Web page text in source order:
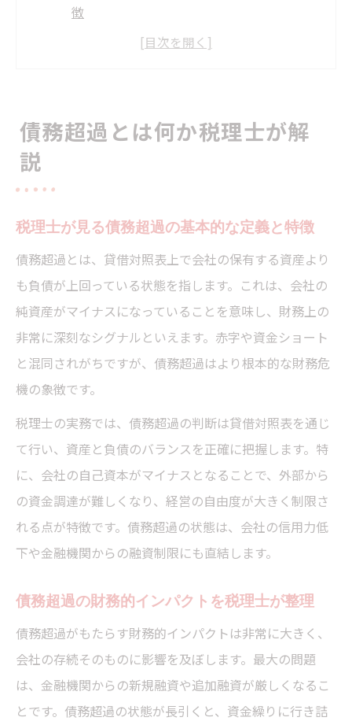
徴
債務超過の財務的インパクトを税理士が整
赤字や資金ショートとの違いを税理士が解
赤字や資金ショートとの違いを整理
税理士が語る赤字と債務超過の本質的な違
い
資金ショートと債務超過の緊急性を税理士
が比較
債務超過と自己資本の関係性を税理士が説
明
赤字が債務超過へ発展する過程を税理士が
分析
税理士が解説する資金繰りリスクと債務超
過
貸借対照表で債務超過を見抜く方法
ポイント
純資産欄で債務超過を読み解く税理士の視
点
税理士が重視する資本欠損と債務超過の違
い
債務超過とは何か税理士が解
説
税理士が見る債務超過の基本的な定義と特徴
債務超過とは、貸借対照表上で会社の保有する資産より
も負債が上回っている状態を指します。これは、会社の
純資産がマイナスになっていることを意味し、財務上の
非常に深刻なシグナルといえます。赤字や資金ショート
と混同されがちですが、債務超過はより根本的な財務危
機の象徴です。
税理士の実務では、債務超過の判断は貸借対照表を通じ
て行い、資産と負債のバランスを正確に把握します。特
に、会社の自己資本がマイナスとなることで、外部から
の資金調達が難しくなり、経営の自由度が大きく制限さ
れる点が特徴です。債務超過の状態は、会社の信用力低
下や金融機関からの融資制限にも直結します。
債務超過の財務的インパクトを税理士が整理
債務超過がもたらす財務的インパクトは非常に大きく、
会社の存続そのものに影響を及ぼします。最大の問題
は、金融機関からの新規融資や追加融資が厳しくなるこ
とです。債務超過の状態が長引くと、資金繰りに行き詰